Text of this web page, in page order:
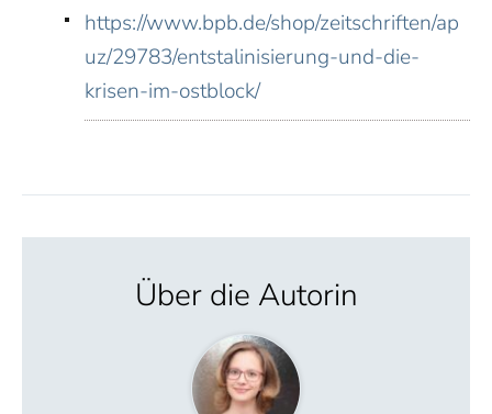
https://www.bpb.de/shop/zeitschriften/ap
uz/29783/entstalinisierung-und-die-
krisen-im-ostblock/